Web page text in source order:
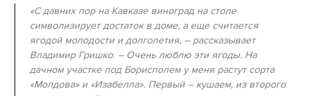
«С давних пор на Кавказе виноград на столе
символизирует достаток в доме, а еще считается
ягодой молодости и долголетия, – рассказывает
Владимир Гришко. – Очень люблю эти ягоды. На
дачном участке под Борисполем у меня растут сорта
«Молдова» и «Изабелла». Первый – кушаем, из второго